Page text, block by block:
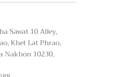
Sawat 10 Alley,
Khet Lat Phrao,
Nakhon 10230,